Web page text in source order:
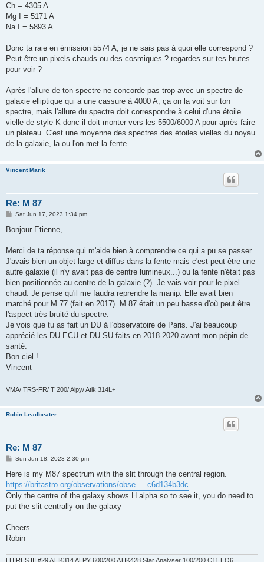
Ch = 4305 A
Mg I = 5171 A
Na I = 5893 A
Donc ta raie en émission 5574 A, je ne sais pas à quoi elle correspond ?
Peut être un pixels chauds ou des cosmiques ? regardes sur tes brutes
pour voir ?
Après l'allure de ton spectre ne concorde pas trop avec un spectre de
galaxie elliptique qui a une cassure à 4000 A, ça on la voit sur ton
spectre, mais l'allure du spectre doit correspondre à celui d'une étoile
vielle de style K donc il doit monter vers les 5500/6000 A pour après faire
un plateau. C'est une moyenne des spectres des étoiles vielles du noyau
de la galaxie, la ou l'on met la fente.
Vincent Marik
Re: M 87
P
s
Sat Jun 17, 2023 1:34 pm
Bonjour Etienne,
Merci de ta réponse qui m'aide bien à comprendre ce qui a pu se passer.
J'avais bien un objet large et diffus dans la fente mais c'est peut être une
autre galaxie (il n'y avait pas de centre lumineux...) ou la fente n'était pas
bien positionnée au centre de la galaxie (?). Je vais voir pour le pixel
chaud. Je pense qu'il me faudra reprendre la manip. Elle avait bien
marché pour M 77 (fait en 2017). M 87 était un peu basse d'où peut être
l'aspect très bruité du spectre.
Je vois que tu as fait un DU à l'observatoire de Paris. J'ai beaucoup
apprécié les DU ECU et DU SU faits en 2018-2020 avant mon pépin de
santé.
Bon ciel !
Vincent
VMA/ TRS-FR/ T 200/ Alpy/ Atik 314L+
Robin Leadbeater
Re: M 87
P
s
Sun Jun 18, 2023 2:30 pm
Here is my M87 spectrum with the slit through the central region.
https://britastro.org/observations/obse ... c6d134b3dc
Only the centre of the galaxy shows H alpha so to see it, you do need to
put the slit centrally on the galaxy
Cheers
Robin
LHIRES III #29 ATIK314 ALPY 600/200 ATIK428 Star Analyser 100/200 C11 EQ6